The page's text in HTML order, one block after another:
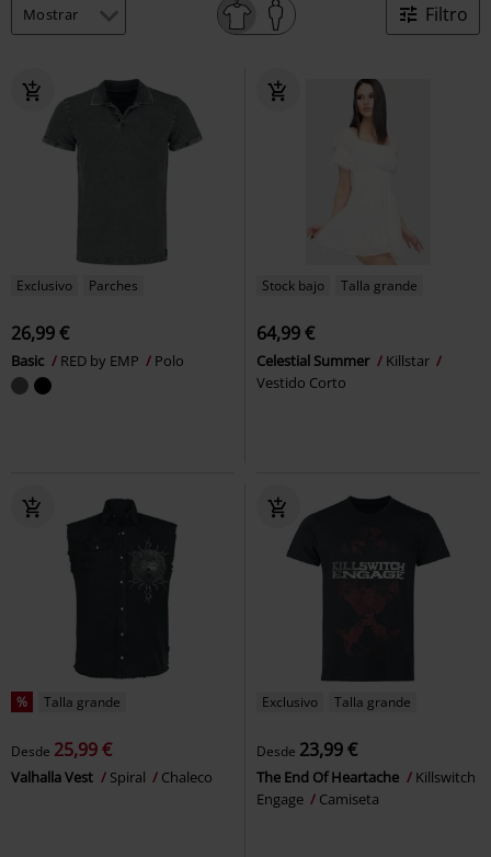
Filtro
Exclusivo Parches
26,99 €
Basic RED by EMP Polo
Stock bajo Talla grande
64,99 €
Celestial Summer
Killstar
Vestido Corto
% Talla grande
Desde 25,99 €
Valhalla Vest Spiral Chaleco
Exclusivo Talla grande
Desde 23,99 €
The End Of Heartache
Killswitch
Engage
Camiseta